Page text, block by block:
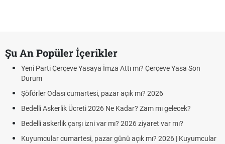
Şu An Popüler İçerikler
Yeni Parti Çerçeve Yasaya İmza Attı mı? Çerçeve Yasa Son
Durum
Şöförler Odası cumartesi, pazar açık mı? 2026
Bedelli Askerlik Ücreti 2026 Ne Kadar? Zam mı gelecek?
Bedelli askerlik çarşı izni var mı? 2026 ziyaret var mı?
Kuyumcular cumartesi, pazar günü açık mı? 2026 | Kuyumcular